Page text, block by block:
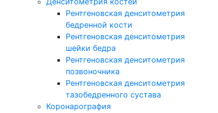
Рентгеновская денситометрия
бедренной кости
Рентгеновская денситометрия
шейки бедра
Рентгеновская денситометрия
позвоночника
Рентгеновская денситометрия
тазобедренного сустава
Коронарография